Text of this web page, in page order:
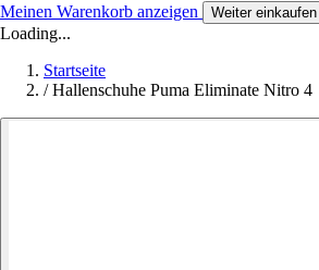
Meinen Warenkorb anzeigen Weiter einkaufen
Loading...
Startseite
/ Hallenschuhe Puma Eliminate Nitro 4